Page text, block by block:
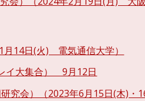
14日(火) 電気通信大学）
イ大集合） 9月12日
究会）（2023年6月15日(木)・